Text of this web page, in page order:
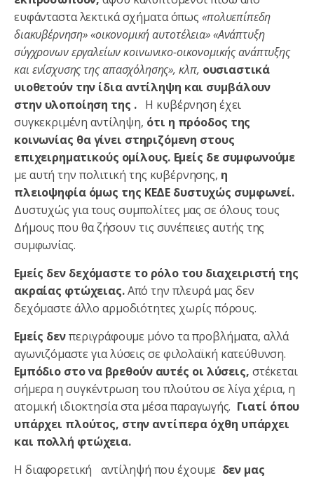
ευφάνταστα λεκτικά σχήματα όπως«πολυεπίπεδη
διακυβέρνηση» «οικονομική αυτοτέλεια»«Ανάπτυξη
σύγχρονων εργαλείων κοινωνικο-οικονομικής ανάπτυξης
και ενίσχυσης της απασχόλησης», κλπ, ουσιαστικά
υιοθετούν την ίδια αντίληψη και συμβάλουν
στην υλοποίηση της . Η κυβέρνηση έχει
συγκεκριμένη αντίληψη, ότι η πρόοδος της
κοινωνίας θα γίνει στηριζόμενη στους
επιχειρηματικούς ομίλους. Εμείς δε συμφωνούμε
με αυτή την πολιτική της κυβέρνησης, η
πλειοψηφία όμως της ΚΕΔΕ δυστυχώς συμφωνεί.
Δυστυχώς για τους συμπολίτες μας σε όλους τους
Δήμους που θα ζήσουν τις συνέπειες αυτής της
συμφωνίας.
Εμείς δεν δεχόμαστε το ρόλο του διαχειριστή της
ακραίας φτώχειας.Από την πλευρά μας δεν
δεχόμαστε άλλο αρμοδιότητες χωρίς πόρους.
Εμείς δενπεριγράφουμε μόνο τα προβλήματα, αλλά
αγωνιζόμαστε για λύσεις σε φιλολαϊκή κατεύθυνση.
Εμπόδιο στο να βρεθούν αυτές οι λύσεις, στέκεται
σήμερα η συγκέντρωση του πλούτου σε λίγα χέρια, η
ατομική ιδιοκτησία στα μέσα παραγωγής. Γιατί όπου
υπάρχει πλούτος, στην αντίπερα όχθη υπάρχει
και πολλή φτώχεια.
Η διαφορετική αντίληψή που έχουμε δεν μας